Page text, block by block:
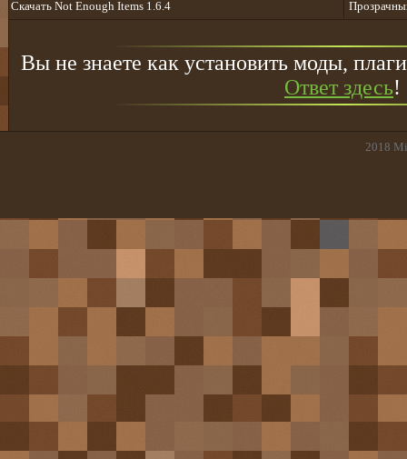
Cкачать Not Enough Items 1.6.4
Вы не знаете как установить моды,
Ответ здесь!
2018